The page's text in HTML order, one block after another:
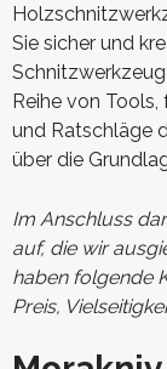
Sie sicher und
Reihe von
und Ratschläge
über die
Im Anschluss
auf, die wir
haben folgende
Preis,